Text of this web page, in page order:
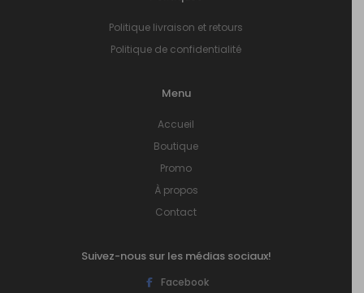
Politique livraison et retours
Politique de confidentialité
Menu
Accueil
Boutique
Promo
À propos
Contact
Suivez-nous sur les médias sociaux!
Facebook